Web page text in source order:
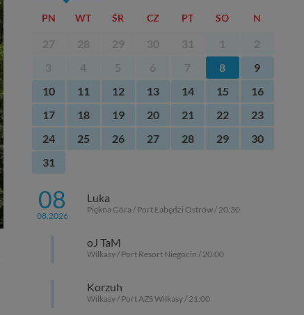
PN WT ŚR CZ PT SO N
27 28 29 30 31 1
2
3
4 5 6 7 8
9
10
11 12 13 14 15
16
17
18 19 20 21 22
23
24
25 26 27 28 29
30
31
08
08.2026
Luka
Piękna Góra / Port Łabędzi Ostrów / 20:30
oJ TaM
Wilkasy / Port Resort Niegocin / 20:00
Korzuh
Wilkasy / Port AZS Wilkasy / 21:00